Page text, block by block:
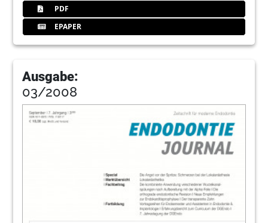
PDF
EPAPER
Ausgabe:
03/2008